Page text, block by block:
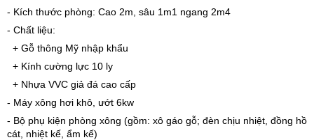
- Kích thước phòng: Cao 2m, sâu 1m1 ngang 2m4
- Chất liệu:
+ Gỗ thông Mỹ nhập khẩu
+ Kính cường lực 10 ly
+ Nhựa VVC giả đá cao cấp
- Máy xông hơi khô, ướt 6kw
- Bộ phụ kiện phòng xông (gồm: xô gáo gỗ; đèn chịu nhiệt, đồng hồ
cát, nhiệt kế, ẩm kế)